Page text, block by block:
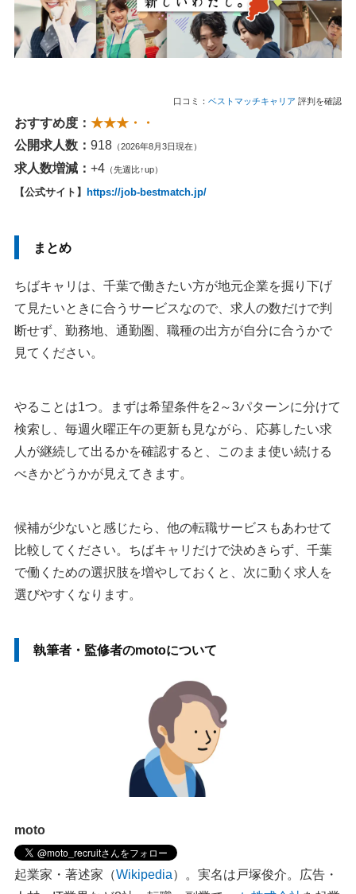
口コミ： ベストマッチキャリア 評判を確認
おすすめ度： ★★★・・
公開求人数： 918 （2026年8月3日現在）
求人数増減： +4 （先週比↑up）
【公式サイト】 https://job-bestmatch.jp/
まとめ
ちばキャリは、千葉で働きたい方が地元企業を掘り下げ
て見たいときに合うサービスなので、求人の数だけで判
断せず、勤務地、通勤圏、職種の出方が自分に合うかで
見てください。
やることは1つ。まずは希望条件を2～3パターンに分けて
検索し、毎週火曜正午の更新も見ながら、応募したい求
人が継続して出るかを確認すると、このまま使い続ける
べきかどうかが見えてきます。
候補が少ないと感じたら、他の転職サービスもあわせて
比較してください。ちばキャリだけで決めきらず、千葉
で働くための選択肢を増やしておくと、次に動く求人を
選びやすくなります。
執筆者・監修者のmotoについて
moto
起業家・著述家（Wikipedia）。実名は戸塚俊介。広告・